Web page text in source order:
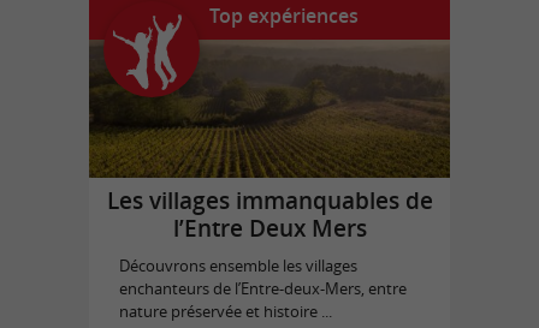
Top expériences
Les villages immanquables de
l’Entre Deux Mers
Découvrons ensemble les villages
enchanteurs de l’Entre-deux-Mers, entre
nature préservée et histoire ...